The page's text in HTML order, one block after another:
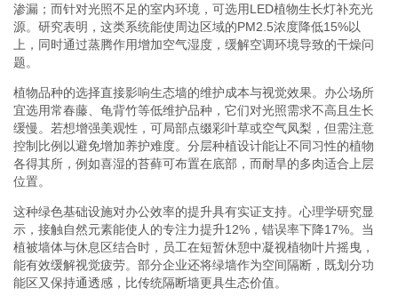
渗漏；而针对光照不足的室内环境，可选用LED植物生长灯补充光
源。研究表明，这类系统能使周边区域的PM2.5浓度降低15%以
上，同时通过蒸腾作用增加空气湿度，缓解空调环境导致的干燥问
题。
植物品种的选择直接影响生态墙的维护成本与视觉效果。办公场所
宜选用常春藤、龟背竹等低维护品种，它们对光照需求不高且生长
缓慢。若想增强美观性，可局部点缀彩叶草或空气凤梨，但需注意
控制比例以避免增加养护难度。分层种植设计能让不同习性的植物
各得其所，例如喜湿的苔藓可布置在底部，而耐旱的多肉适合上层
位置。
这种绿色基础设施对办公效率的提升具有实证支持。心理学研究显
示，接触自然元素能使人的专注力提升12%，错误率下降17%。当
植被墙体与休息区结合时，员工在短暂休憩中凝视植物叶片摇曳，
能有效缓解视觉疲劳。部分企业还将绿墙作为空间隔断，既划分功
能区又保持通透感，比传统隔断墙更具生态价值。